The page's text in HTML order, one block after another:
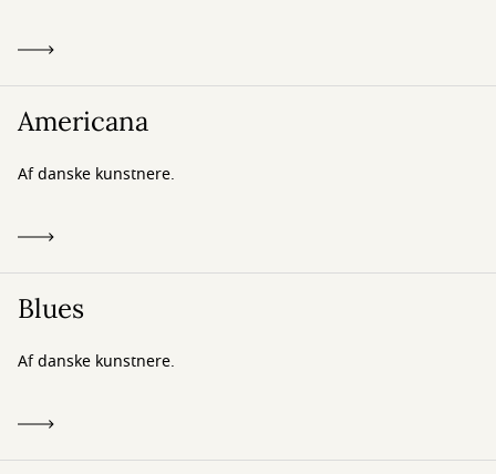
Americana
Af danske kunstnere.
Blues
Af danske kunstnere.